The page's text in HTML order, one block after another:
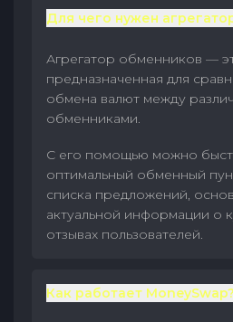
Для чего нужен
Агрегатор обменников —
предназначенная для
обмена валют между
обменниками.
С его помощью можно
оптимальный обменный
списка предложений,
актуальной информации о
отзывах пользователей.
Как работает MoneySwap?